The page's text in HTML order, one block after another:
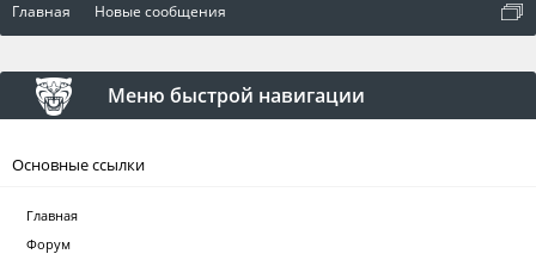
Главная Новые сообщения
Меню быстрой навигации
Основные ссылки
Главная
Форум
оват